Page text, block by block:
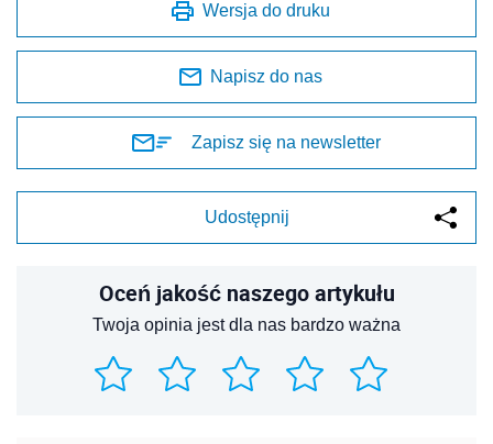
Wersja do druku
Napisz do nas
Zapisz się na newsletter
Udostępnij
Oceń jakość naszego artykułu
Twoja opinia jest dla nas bardzo ważna